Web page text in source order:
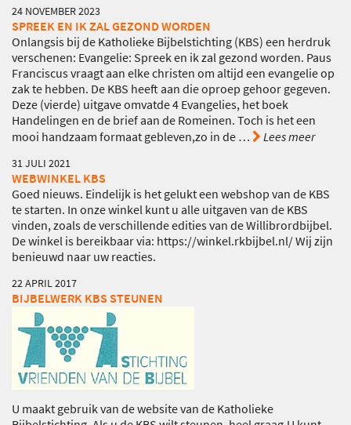
24 NOVEMBER 2023
SPREEK EN IK ZAL GEZOND WORDEN
Onlangsis bij de Katholieke Bijbelstichting (KBS) een herdruk
verschenen: Evangelie: Spreek en ik zal gezond worden. Paus
Franciscus vraagt aan elke christen om altijd een evangelie op
zak te hebben. De KBS heeft aan die oproep gehoor gegeven.
Deze (vierde) uitgave omvatde 4 Evangelies, het boek
Handelingen en de brief aan de Romeinen. Toch is het een
mooi handzaam formaat gebleven,zo in de… Lees meer
31 JULI 2021
WEBWINKEL KBS
Goed nieuws. Eindelijk is het gelukt een webshop van de KBS
te starten. In onze winkel kunt u alle uitgaven van de KBS
vinden, zoals de verschillende edities van de Willibrordbijbel.
De winkel is bereikbaar via: https://winkel.rkbijbel.nl/ Wij zijn
benieuwd naar uw reacties.
22 APRIL 2017
BIJBELWERK KBS STEUNEN
U maakt gebruik van de website van de Katholieke